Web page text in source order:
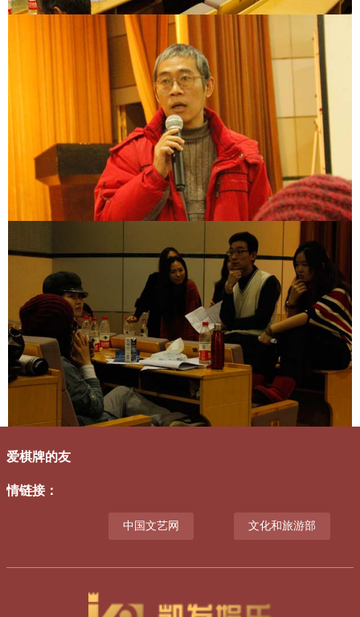
爱棋牌的友
情链接：
中国文艺网 文化和旅游部